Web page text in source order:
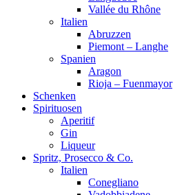
Vallée du Rhône
Italien
Abruzzen
Piemont – Langhe
Spanien
Aragon
Rioja – Fuenmayor
Schenken
Spirituosen
Aperitif
Gin
Liqueur
Spritz, Prosecco & Co.
Italien
Conegliano